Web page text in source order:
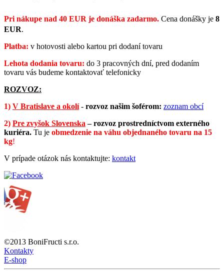
Pri nákupe nad 40 EUR je donáška zadarmo. Cena donášky je 8
EUR.
Platba: v hotovosti alebo kartou pri dodaní tovaru
Lehota dodania tovaru: do 3 pracovných dní, pred dodaním
tovaru vás budeme kontaktovať telefonicky
ROZVOZ:
1) V Bratislave a okolí- rozvoz našim šoférom: zoznam obcí
2) Pre zvyšok Slovenska –rozvoz prostredníctvom externého
kuriéra. Tu je obmedzenie na váhu objednaného tovaru na 15
kg!
V prípade otázok nás kontaktujte: kontakt
©2013 BoniFructi s.r.o.
Kontakty
E-shop